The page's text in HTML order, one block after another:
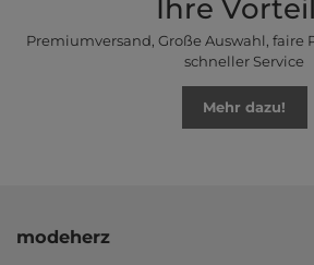
Ihre
Premiumversand, Große Auswahl, faire
schneller Service
Mehr dazu!
modeherz